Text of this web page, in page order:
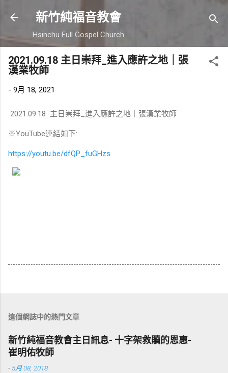
跳到主要內容
新竹純福音教會
Hsinchu Full Gospel Church
2021.09.18 主日崇拜_進入應許之地｜張
漢業牧師
- 9月 18, 2021
2021.09.18 主日崇拜_進入應許之地｜張漢業牧師
※YouTube連結如下:
https://youtu.be/dfQP_fuGHzs
這個網誌中的熱門文章
新竹純福音教會主日訊息- 十字架救贖的恩惠-
崔明佑牧師
- 5月 08, 2018